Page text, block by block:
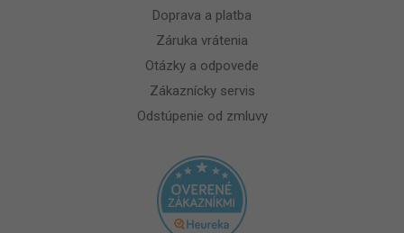
Doprava a platba
Záruka vrátenia
Otázky a odpovede
Zákaznícky servis
Odstúpenie od zmluvy